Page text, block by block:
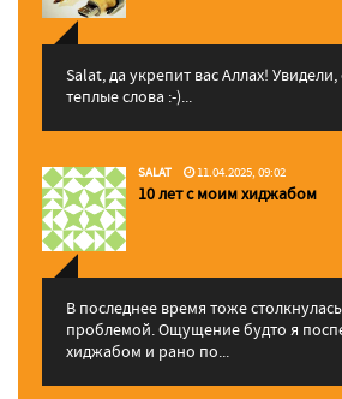
Salat, да укрепит вас Аллаx! Увидели,
теплые слова :-)...
SALAT 11.04.2025, 09:02
10 лет с моим хиджабом
В последнее время тоже
проблемой. Ощущение будто я
хиджабом и рано по...